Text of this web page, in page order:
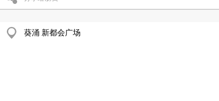
葵涌 新都会广场